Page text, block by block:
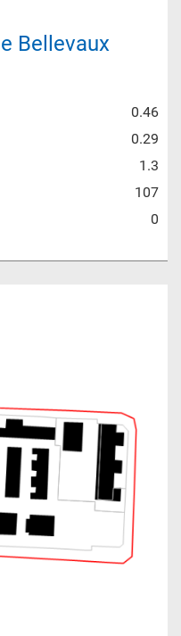
Bellevaux
0.46
0.29
1.3
107
0